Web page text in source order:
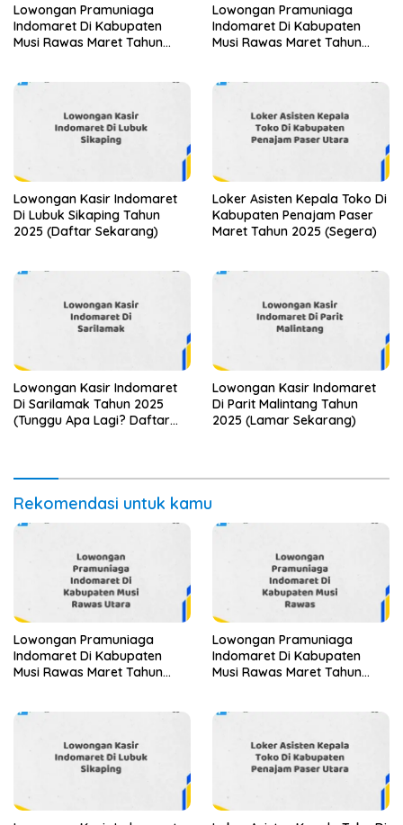
Lowongan Pramuniaga
Indomaret Di Kabupaten
Musi Rawas Maret Tahun
Lowongan Pramuniaga
Indomaret Di Kabupaten
Musi Rawas Maret Tahun
Lowongan Kasir Indomaret
Di Lubuk Sikaping Tahun
2025 (Daftar Sekarang)
Loker Asisten Kepala Toko Di
Kabupaten Penajam Paser
Maret Tahun 2025 (Segera)
Lowongan Kasir Indomaret
Di Sarilamak Tahun 2025
(Tunggu Apa Lagi? Daftar
Lowongan Kasir Indomaret
Di Parit Malintang Tahun
2025 (Lamar Sekarang)
Rekomendasi untuk kamu
Lowongan Pramuniaga
Indomaret Di Kabupaten
Musi Rawas Maret Tahun
Lowongan Pramuniaga
Indomaret Di Kabupaten
Musi Rawas Maret Tahun